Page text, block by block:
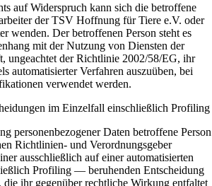
auf Widerspruch kann sich die betroffene
der TSV Hoffnung für Tiere e.V. oder
wenden. Der betroffenen Person steht es
mit der Nutzung von Diensten der
ungeachtet der Richtlinie 2002/58/EG, ihr
automatisierter Verfahren auszuüben, bei
verwendet werden.
im Einzelfall einschließlich Profiling
personenbezogener Daten betroffene Person
Richtlinien- und Verordnungsgeber
ausschließlich auf einer automatisierten
Profiling — beruhenden Entscheidung
ihr gegenüber rechtliche Wirkung entfaltet